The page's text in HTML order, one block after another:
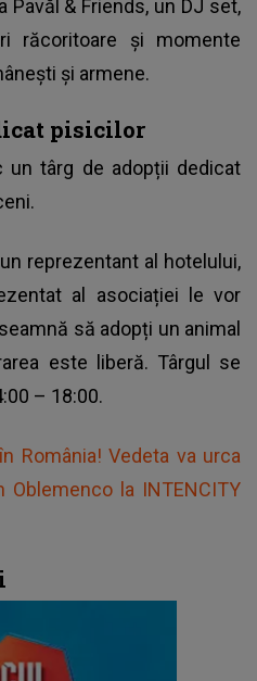
Pavăl & Friends, un DJ set,
răcoritoare și momente
și armene.
pisicilor
un târg de adopții dedicat
reprezentant al hotelului,
al asociației le vor
să adopți un animal
este liberă. Târgul se
– 18:00.
România! Vedeta va urca
la INTENCITY